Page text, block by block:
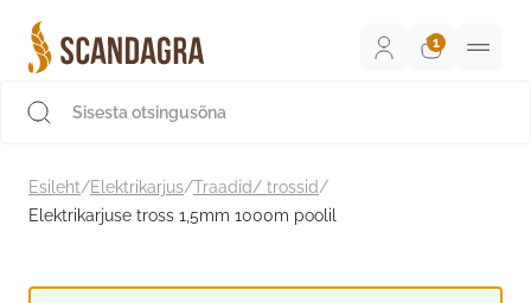
sisu
juurde
Esileht/Elektrikarjus/Traadid/ trossid/
Elektrikarjuse tross 1,5mm 1000m poolil